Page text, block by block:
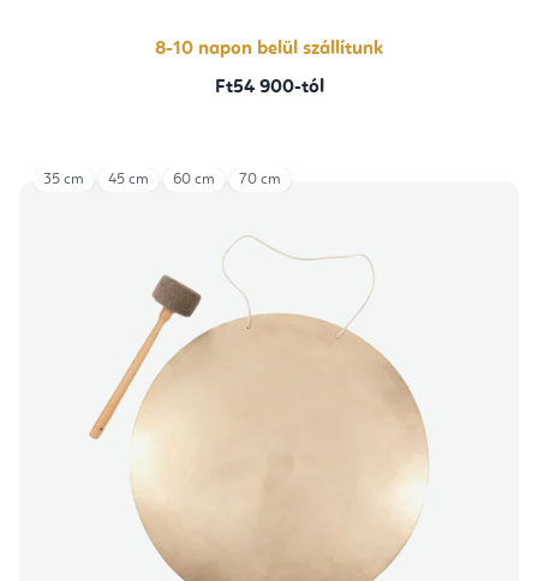
8-10 napon belül szállítunk
Ft54 900-tól
35 cm 45 cm 60 cm 70 cm